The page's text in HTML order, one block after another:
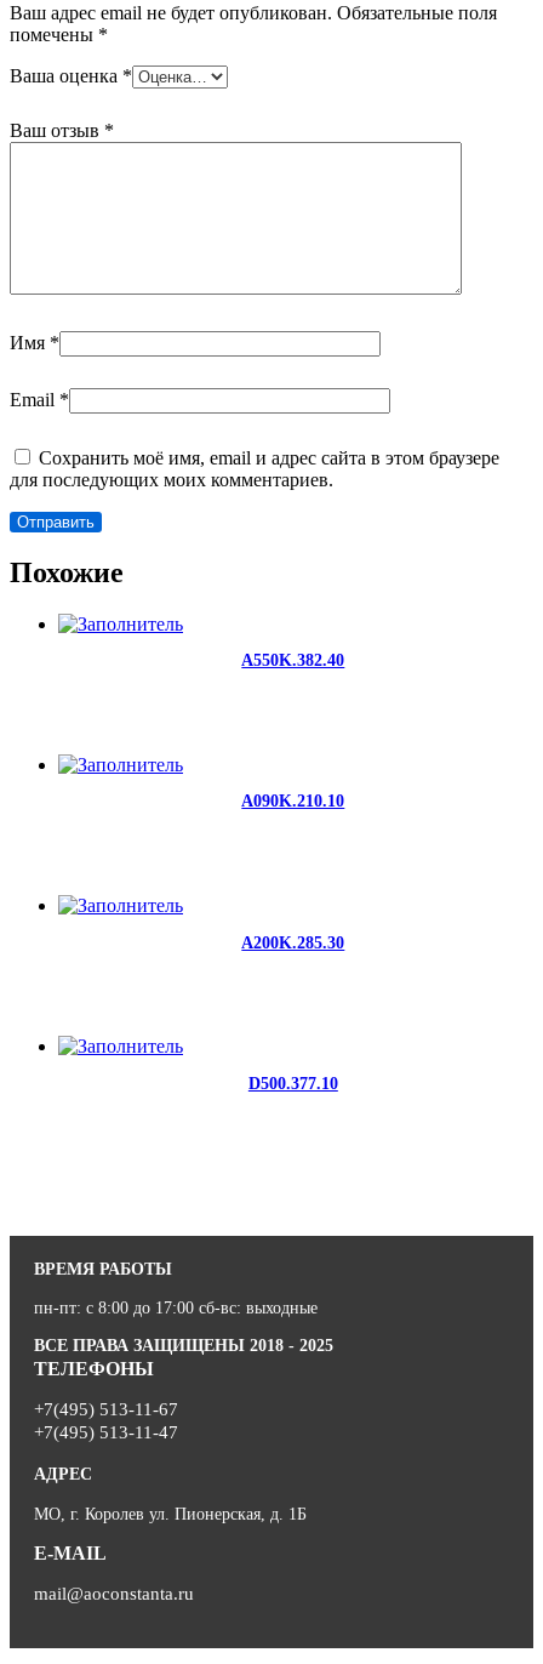
Ваш адрес email не будет опубликован. Обязательные поля
помечены *
Ваша оценка *
Ваш отзыв *
Имя *
Email *
Сохранить моё имя, email и адрес сайта в этом браузере
для последующих моих комментариев.
Похожие
A550K.382.40
A090K.210.10
A200K.285.30
D500.377.10
ВРЕМЯ РАБОТЫ
пн-пт: с 8:00 до 17:00 сб-вс: выходные
ВСЕ ПРАВА ЗАЩИЩЕНЫ 2018 - 2025
ТЕЛЕФОНЫ
+7(495) 513-11-67
+7(495) 513-11-47
АДРЕС
МО, г. Королев ул. Пионерская, д. 1Б
E-MAIL
mail@aoconstanta.ru